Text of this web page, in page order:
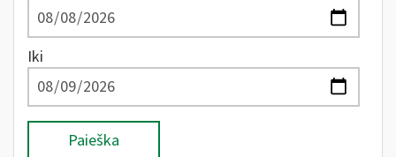
Iki
Paieška